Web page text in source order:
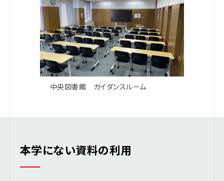
中央図書館 ガイダンスルーム
本学にない資料の利用